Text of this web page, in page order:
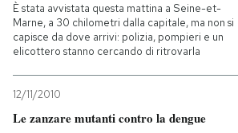
È stata avvistata questa mattina a Seine-et-
Marne, a 30 chilometri dalla capitale, ma non si
capisce da dove arrivi: polizia, pompieri e un
elicottero stanno cercando di ritrovarla
12/11/2010
Le zanzare mutanti contro la dengue